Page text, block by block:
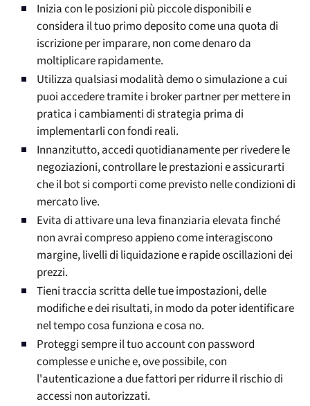
Inizia con le posizioni più piccole disponibili e
considera il tuo primo deposito come una quota di
iscrizione per imparare, non come denaro da
moltiplicare rapidamente.
Utilizza qualsiasi modalità demo o simulazione a cui
puoi accedere tramite i broker partner per mettere in
pratica i cambiamenti di strategia prima di
implementarli con fondi reali.
Innanzitutto, accedi quotidianamente per rivedere le
negoziazioni, controllare le prestazioni e assicurarti
che il bot si comporti come previsto nelle condizioni di
mercato live.
Evita di attivare una leva finanziaria elevata finché
non avrai compreso appieno come interagiscono
margine, livelli di liquidazione e rapide oscillazioni dei
prezzi.
Tieni traccia scritta delle tue impostazioni, delle
modifiche e dei risultati, in modo da poter identificare
nel tempo cosa funziona e cosa no.
Proteggi sempre il tuo account con password
complesse e uniche e, ove possibile, con
l'autenticazione a due fattori per ridurre il rischio di
accessi non autorizzati.